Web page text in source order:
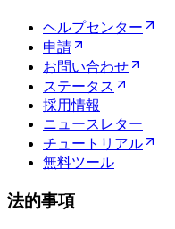
ヘルプセンター
申請
お問い合わせ
ステータス
採用情報
ニュースレター
チュートリアル
無料ツール
法的事項